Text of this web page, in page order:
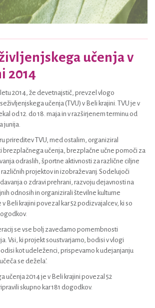
učenja v
2014
2014, že devetnajstič, prevzel vlogo
učenja (TVU) v Beli krajini. TVU je v
od 12. do 18. maja in v razširjenem terminu od
junija.
prireditev TVU, med ostalim, organiziral
brezplačnega učenja, brezplačne učne pomoči za
odraslih, športne aktivnosti za različne ciljne
projektov in izobraževanj. Sodelujoči
o zdravi prehrani, razvoju dejavnosti na
odnosih in organizirali številne kulturne
Beli krajini povezal kar 52 podizvajalcev, ki so
se vse bolj zavedamo pomembnosti
Vsi, ki projekt soustvarjamo, bodisi v vlogi
kot udeleženci, prispevamo k udejanjanju
se dežela'.
učenja 2014 je v Beli krajini povezal 52
skupno kar 181 dogodkov.